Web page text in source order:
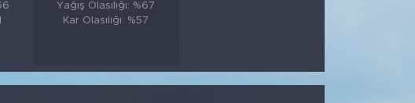
Yağış Olasılığı: %67
Kar Olasılığı: %57